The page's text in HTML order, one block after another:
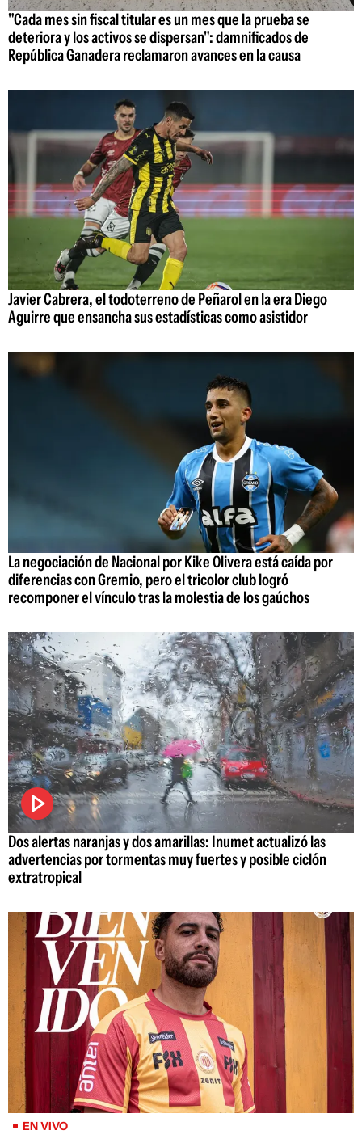
"Cada mes sin fiscal titular es un mes que la prueba se
deteriora y los activos se dispersan": damnificados de
República Ganadera reclamaron avances en la causa
Javier Cabrera, el todoterreno de Peñarol en la era Diego
Aguirre que ensancha sus estadísticas como asistidor
La negociación de Nacional por Kike Olivera está caída por
diferencias con Gremio, pero el tricolor club logró
recomponer el vínculo tras la molestia de los gaúchos
Dos alertas naranjas y dos amarillas: Inumet actualizó las
advertencias por tormentas muy fuertes y posible ciclón
extratropical
EN VIVO